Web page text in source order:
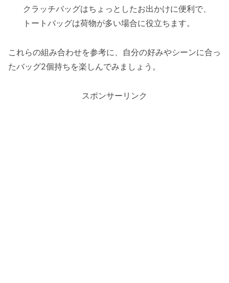
クラッチバッグはちょっとしたお出かけに便利で、
トートバッグは荷物が多い場合に役立ちます。
これらの組み合わせを参考に、自分の好みやシーンに合っ
たバッグ2個持ちを楽しんでみましょう。
スポンサーリンク